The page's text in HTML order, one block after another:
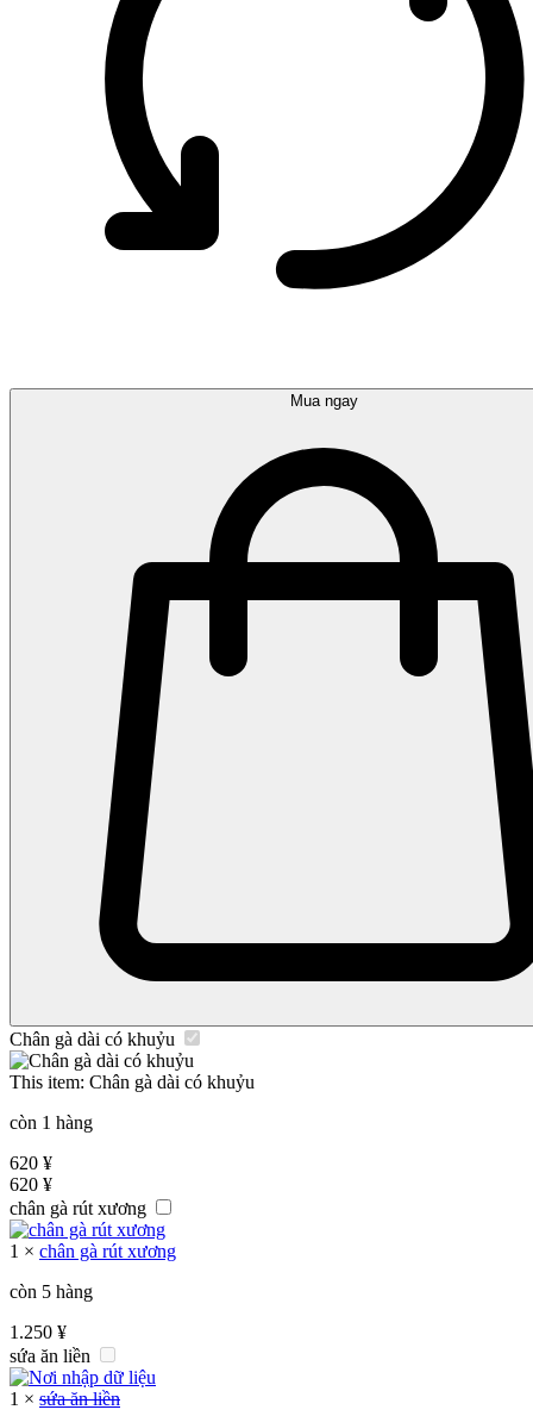
Mua ngay
Chân gà dài có khuỷu
This item: Chân gà dài có khuỷu
còn 1 hàng
620 ¥
620 ¥
chân gà rút xương
1 × chân gà rút xương
còn 5 hàng
1.250 ¥
sứa ăn liền
1 × sứa ăn liền